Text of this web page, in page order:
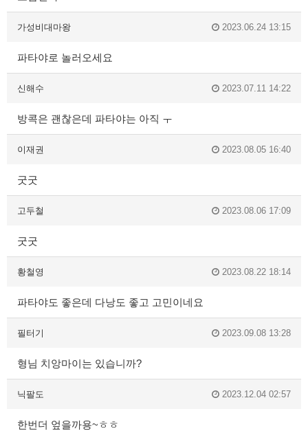
가성비대마왕 2023.06.24 13:15
파타야로 놀러오세요
신해수 2023.07.11 14:22
방콕은 괜찮은데 파타야는 아직 ㅜ
이재권 2023.08.05 16:40
굿굿
고두철 2023.08.06 17:09
굿굿
황철영 2023.08.22 18:14
파타야도 좋은데 다낭도 좋고 고민이네요
필터기 2023.09.08 13:28
형님 치앙마이는 있습니까?
닉팔도 2023.12.04 02:57
한번더 엎을까용~ㅎㅎ